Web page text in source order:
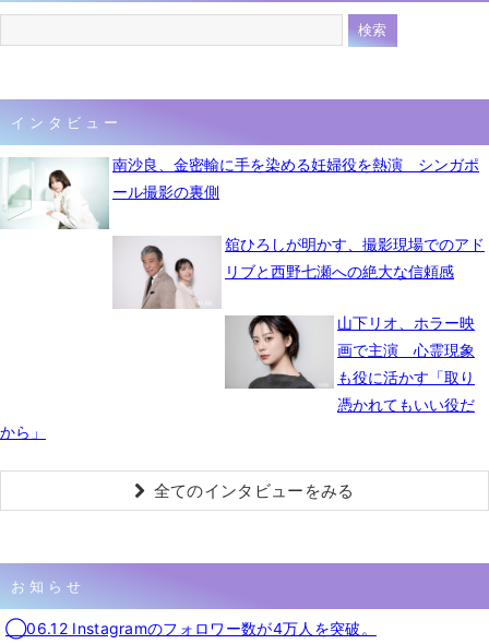
インタビュー
南沙良、金密輸に手を染める妊婦役を熱演 シンガポ
ール撮影の裏側
舘ひろしが明かす、撮影現場でのアド
リブと西野七瀬への絶大な信頼感
山下リオ、ホラー映
画で主演 心霊現象
も役に活かす「取り
憑かれてもいい役だ
から」
全てのインタビューをみる
お知らせ
◯06.12 Instagramのフォロワー数が4万人を突破。